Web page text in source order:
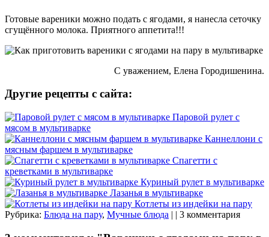
Готовые вареники можно подать с ягодами, я нанесла сеточку
сгущённого молока. Приятного аппетита!!!
С уважением, Елена Городишенина.
Другие рецепты с сайта:
Паровой рулет с
мясом в мультиварке
Каннеллони с
мясным фаршем в мультиварке
Спагетти с
креветками в мультиварке
Куриный рулет в мультиварке
Лазанья в мультиварке
Котлеты из индейки на пару
Рубрика: Блюда на пару, Мучные блюда | | 3 комментария